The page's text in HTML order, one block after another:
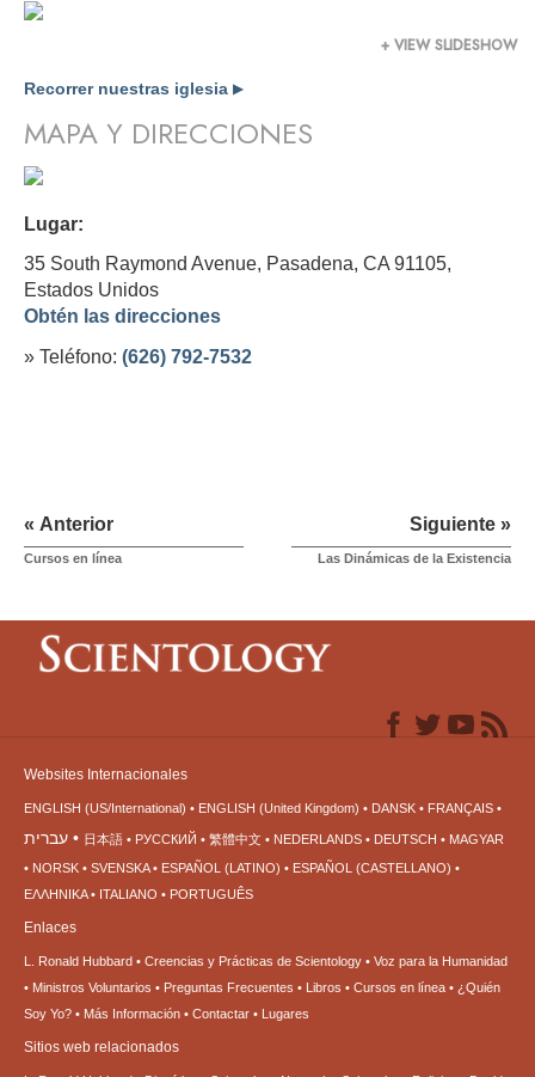
+ VIEW SLIDESHOW
Recorrer nuestras iglesia ▶
MAPA Y DIRECCIONES
Lugar:
35 South Raymond Avenue, Pasadena, CA 91105,
Estados Unidos
Obtén las direcciones
» Teléfono: (626) 792-7532
« Anterior
Cursos en línea
Siguiente »
Las Dinámicas de la Existencia
Websites Internacionales
ENGLISH (US/International) ENGLISH (United Kingdom) DANSK FRANÇAIS
עברית 日本語 РУССКИЙ 繁體中文 NEDERLANDS DEUTSCH
MAGYAR
NORSK
SVENSKA ESPAÑOL (LATINO)
ESPAÑOL (CASTELLANO)
ΕΛΛΗΝΙΚA
ITALIANO PORTUGUÊS
Enlaces
L. Ronald Hubbard Creencias y Prácticas de Scientology
Voz para la Humanidad
Ministros Voluntarios
Preguntas Frecuentes Libros Cursos en línea
¿Quién
Soy Yo?
Más Información Contactar Lugares
Sitios web relacionados